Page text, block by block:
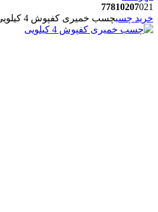
77810207021
خرید چسبچسب خمیری کفپوش 4 کیلویی